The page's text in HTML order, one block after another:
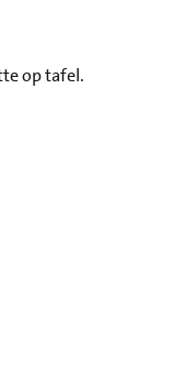
op tafel.